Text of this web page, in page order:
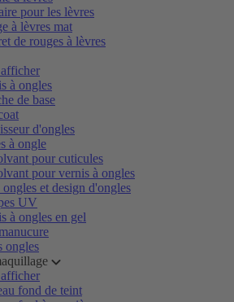
pour les lèvres
à lèvres mat
de rouges à lèvres
à ongles
de base
d'ongles
à ongle
pour cuticules
pour vernis à ongles
ongles et design d'ongles
UV
à ongles en gel
ongles
fond de teint